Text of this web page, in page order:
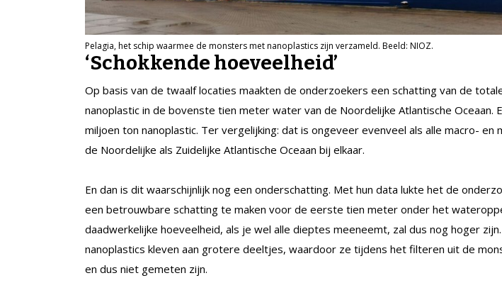
Pelagia, het schip waarmee de monsters met nanoplastics zijn verzameld. Beeld: NIOZ.
‘Schokkende hoeveelheid’
Op basis van de twaalf locaties maakten de onderzoekers een schatting van de
nanoplastic in de bovenste tien meter water van de Noordelijke Atlantische Oceaan.
miljoen ton nanoplastic. Ter vergelijking: dat is ongeveer evenveel als alle macro- en
de Noordelijke als Zuidelijke Atlantische Oceaan bij elkaar.
En dan is dit waarschijnlijk nog een onderschatting. Met hun data lukte het de
een betrouwbare schatting te maken voor de eerste tien meter onder het
daadwerkelijke hoeveelheid, als je wel alle dieptes meeneemt, zal dus nog hoger
nanoplastics kleven aan grotere deeltjes, waardoor ze tijdens het filteren uit de
en dus niet gemeten zijn.